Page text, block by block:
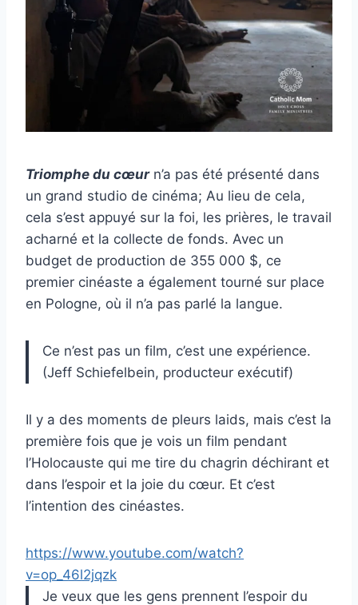
Triomphe du cœurn’a pas été présenté dans
un grand studio de cinéma; Au lieu de cela,
cela s’est appuyé sur la foi, les prières, le travail
acharné et la collecte de fonds. Avec un
budget de production de 355 000 $, ce
premier cinéaste a également tourné sur place
en Pologne, où il n’a pas parlé la langue.
Ce n’est pas un film, c’est une expérience.
(Jeff Schiefelbein, producteur exécutif)
Il y a des moments de pleurs laids, mais c’est la
première fois que je vois un film pendant
l’Holocauste qui me tire du chagrin déchirant et
dans l’espoir et la joie du cœur. Et c’est
l’intention des cinéastes.
https://www.youtube.com/watch?
v=op_46l2jqzk
Je veux que les gens prennent l’espoir du